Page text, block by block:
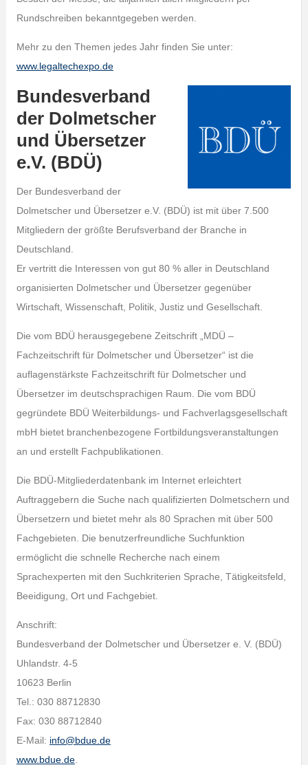
Rundschreiben bekanntgegeben werden.
Mehr zu den Themen jedes Jahr finden Sie unter:
www.legaltechexpo.de
Bundesverband
der Dolmetscher
und Übersetzer
e.V. (BDÜ)
Der Bundesverband der
Dolmetscher und Übersetzer e.V. (BDÜ) ist mit über 7.500
Mitgliedern der größte Berufsverband der Branche in
Deutschland.
Er vertritt die Interessen von gut 80 % aller in Deutschland
organisierten Dolmetscher und Übersetzer gegenüber
Wirtschaft, Wissenschaft, Politik, Justiz und Gesellschaft.
Die vom BDÜ herausgegebene Zeitschrift „MDÜ –
Fachzeitschrift für Dolmetscher und Übersetzer“ ist die
auflagenstärkste Fachzeitschrift für Dolmetscher und
Übersetzer im deutschsprachigen Raum. Die vom BDÜ
gegründete BDÜ Weiterbildungs- und Fachverlagsgesellschaft
mbH bietet branchenbezogene Fortbildungsveranstaltungen
an und erstellt Fachpublikationen.
Die BDÜ-Mitgliederdatenbank im Internet erleichtert
Auftraggebern die Suche nach qualifizierten Dolmetschern und
Übersetzern und bietet mehr als 80 Sprachen mit über 500
Fachgebieten. Die benutzerfreundliche Suchfunktion
ermöglicht die schnelle Recherche nach einem
Sprachexperten mit den Suchkriterien Sprache, Tätigkeitsfeld,
Beeidigung, Ort und Fachgebiet.
Anschrift:
Bundesverband der Dolmetscher und Übersetzer e. V. (BDÜ)
Uhlandstr. 4-5
10623 Berlin
Tel.: 030 88712830
Fax: 030 88712840
E-Mail: info@bdue.de
www.bdue.de.